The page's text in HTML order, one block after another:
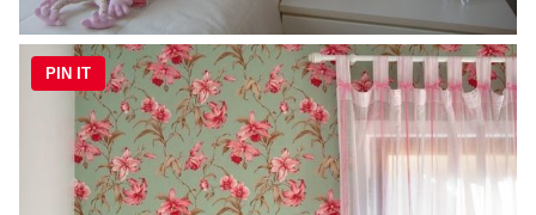
PIN IT